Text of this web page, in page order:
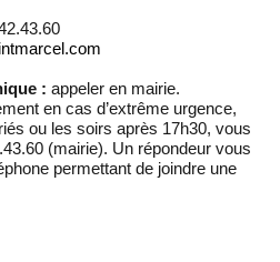
: appeler en mairie.
en cas d’extrême urgence,
ou les soirs après 17h30, vous
(mairie). Un répondeur vous
permettant de joindre une